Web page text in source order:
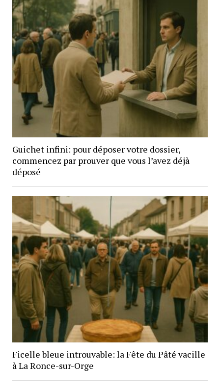
Guichet infini: pour déposer votre dossier,
commencez par prouver que vous l’avez déjà
déposé
Ficelle bleue introuvable: la Fête du Pâté vacille
à La Ronce-sur-Orge